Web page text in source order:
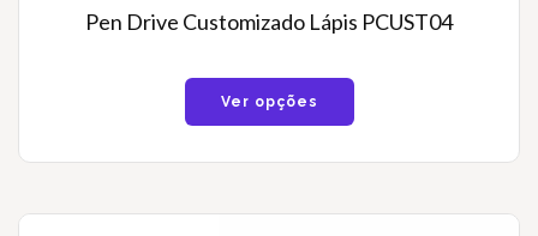
Pen Drive Customizado Lápis PCUST04
Ver opções